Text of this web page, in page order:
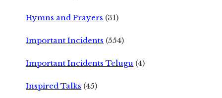
Hymns and Prayers (31)
Important Incidents (554)
Important Incidents Telugu (4)
Inspired Talks (45)